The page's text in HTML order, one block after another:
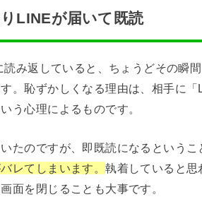
LINEが届いて既読
読み返していると、ちょうどその瞬
。恥ずかしくなる理由は、相手に
う心理によるものです。
たのですが、即既読になるという
レてしまいます。執着していると
面を閉じることも大事です。